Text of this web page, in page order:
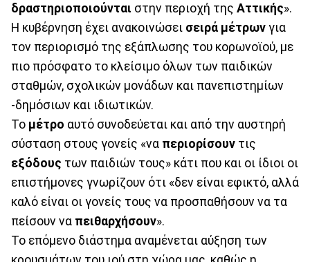
δραστηριοποιούνται στην περιοχή της Αττικής».
Η κυβέρνηση έχει ανακοινώσει σειρά μέτρων για
τον περιορισμό της εξάπλωσης του κορωνοϊού, με
πιο πρόσφατο το κλείσιμο όλων των παιδικών
σταθμών, σχολικών μονάδων και πανεπιστημίων
-δημόσιων και ιδιωτικών.
Το μέτρο αυτό συνοδεύεται και από την αυστηρή
σύσταση στους γονείς «να περιορίσουν τις
εξόδους των παιδιών τους» κάτι που και οι ίδιοι οι
επιστήμονες γνωρίζουν ότι «δεν είναι εφικτό, αλλά
καλό είναι οι γονείς τους να προσπαθήσουν να τα
πείσουν να πειθαρχήσουν».
Το επόμενο διάστημα αναμένεται αύξηση των